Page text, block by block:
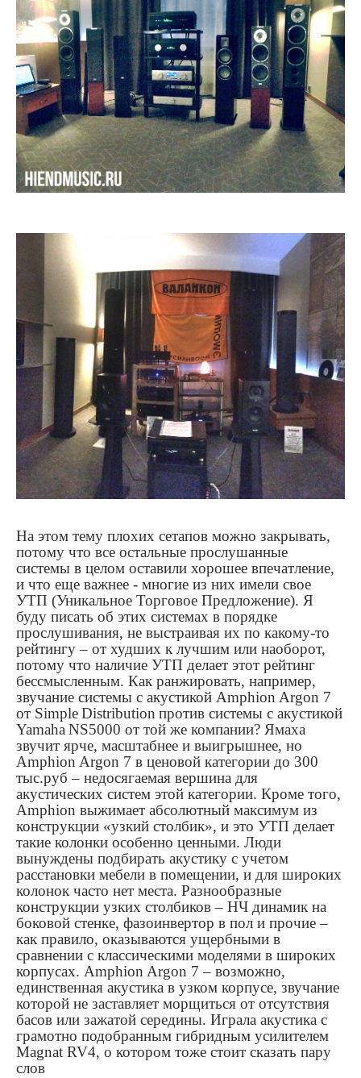
На этом тему плохих сетапов можно закрывать,
потому что все остальные прослушанные
системы в целом оставили хорошее впечатление,
и что еще важнее - многие из них имели свое
УТП (Уникальное Торговое Предложение). Я
буду писать об этих системах в порядке
прослушивания, не выстраивая их по какому-то
рейтингу – от худших к лучшим или наоборот,
потому что наличие УТП делает этот рейтинг
бессмысленным. Как ранжировать, например,
звучание системы с акустикой Amphion Argon 7
от SimpleDistribution против системы с акустикой
Yamaha NS5000 от той же компании? Ямаха
звучит ярче, масштабнее и выигрышнее, но
Amphion Argon 7 в ценовой категории до 300
тыс.руб – недосягаемая вершина для
акустических систем этой категории. Кроме того,
Amphion выжимает абсолютный максимум из
конструкции «узкий столбик», и это УТП делает
такие колонки особенно ценными. Люди
вынуждены подбирать акустику с учетом
расстановки мебели в помещении, и для широких
колонок часто нет места. Разнообразные
конструкции узких столбиков – НЧ динамик на
боковой стенке, фазоинвертор в пол и прочие –
как правило, оказываются ущербными в
сравнении с классическими моделями в широких
корпусах. Amphion Argon 7 – возможно,
единственная акустика в узком корпусе, звучание
которой не заставляет морщиться от отсутствия
басов или зажатой середины. Играла акустика с
грамотно подобранным гибридным усилителем
Magnat RV4, о котором тоже стоит сказать пару
слов